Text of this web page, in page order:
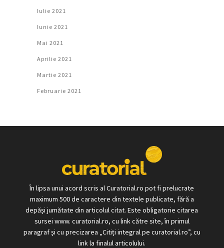
Iulie 2021
Iunie 2021
Mai 2021
Aprilie 2021
Martie 2021
Februarie 2021
În lipsa unui acord scris al Curatorial.ro pot fi prelucrate
maximum 500 de caractere din textele publicate, fără a
depăși jumătate din articolul citat. Este obligatorie citarea
sursei www. curatorial.ro, cu link către site, în primul
paragraf și cu precizarea „Citiți integral pe curatorial.ro”, cu
link la finalul articolului.